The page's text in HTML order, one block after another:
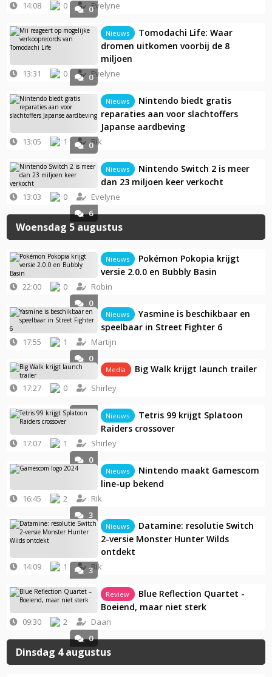
0
14:08 0 Evelyne
0
Nieuws
Tomodachi Life: Waar
dromen uitkomen voorbij de 8
miljoen
13:31 0 Evelyne
0
Nieuws
Nintendo biedt gratis
reparaties aan voor slachtoffers
Japanse aardbeving
13:05 1 Rik
6
Nieuws
Nintendo Switch 2 is meer
dan 23 miljoen keer verkocht
13:03 0 Evelyne
Woensdag 5 augustus
0
Nieuws
Pokémon Pokopia krijgt
versie 2.0.0 en Bubbly Basin
22:00 0 Robin
0
Nieuws
Yasmine is beschikbaar en
speelbaar in Street Fighter 6
17:55 1 Martijn
Media Big Walk krijgt launch trailer
17:27 0 Shirley
0
Nieuws
Tetris 99 krijgt Splatoon
Raiders crossover
17:07 1 Shirley
3
Nieuws
Nintendo maakt Gamescom
line-up bekend
16:45 2 Rik
3
Nieuws
Datamine: resolutie Switch
2-versie Monster Hunter Wilds
ontdekt
14:09 1 Rik
0
Review
Blue Reflection Quartet -
Boeiend, maar niet sterk
09:30 2 Daan
Dinsdag 4 augustus